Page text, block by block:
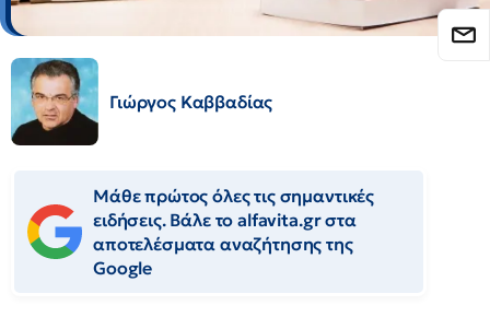
Γιώργος Καββαδίας
Μάθε πρώτος όλες τις σημαντικές
ειδήσεις. Βάλε το alfavita.gr στα
αποτελέσματα αναζήτησης της
Google